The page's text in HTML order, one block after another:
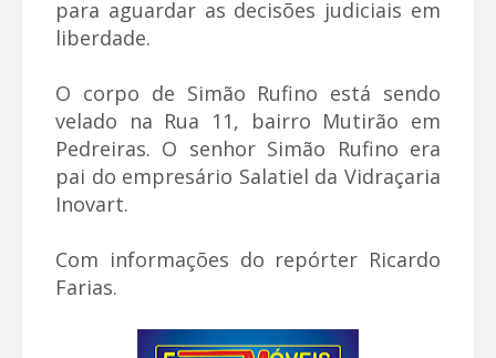
para aguardar as decisões judiciais em
liberdade.
O corpo de Simão Rufino está sendo
velado na Rua 11, bairro Mutirão em
Pedreiras. O senhor Simão Rufino era
pai do empresário Salatiel da Vidraçaria
Inovart.
Com informações do repórter Ricardo
Farias.